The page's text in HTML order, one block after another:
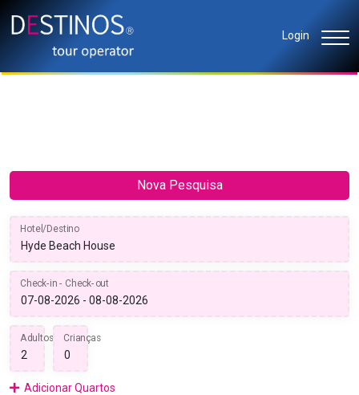
Login
Nova Pesquisa
Hotel/Destino
Check-in - Check-out
Adultos Crianças
Adicionar Quartos